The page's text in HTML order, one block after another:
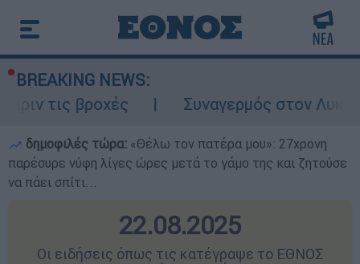
BREAKING NEWS:
Συναγερμός στον Λυκαβηττό: Σορός
δημοφιλές τώρα: «Θέλω τον πατέρα μου»: 27χρονη
παρέσυρε νύφη λίγες ώρες μετά το γάμο της και ζητούσε
να πάει σπίτι...
22.08.2025
Οι ειδήσεις όπως τις κατέγραψε το ΕΘΝΟΣ